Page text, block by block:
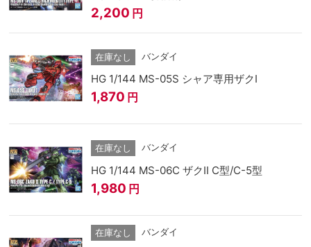
2,200 円
在庫なし バンダイ
HG 1/144 MS-05S シャア専用ザクI
1,870 円
在庫なし バンダイ
HG 1/144 MS-06C ザクII C型/C-5型
1,980 円
在庫なし バンダイ